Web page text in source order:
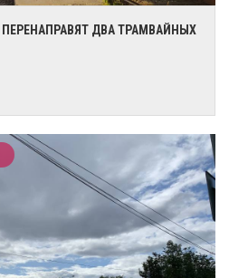
ДВА ТРАМВАЙНЫХ